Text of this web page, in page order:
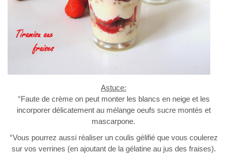
Astuce:
°Faute de crème on peut monter les blancs en neige et les
incorporer délicatement au mélange oeufs sucre montés et
mascarpone.
°Vous pourrez aussi réaliser un coulis gélifié que vous coulerez
sur vos verrines (en ajoutant de la gélatine au jus des fraises).